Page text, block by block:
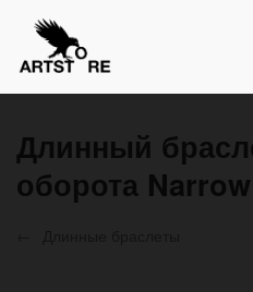
Длинный
оборота